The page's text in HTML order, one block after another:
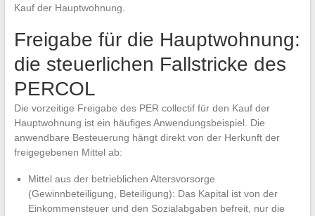
Kauf der Hauptwohnung.
Freigabe für die Hauptwohnung:
die steuerlichen Fallstricke des
PERCOL
Die vorzeitige Freigabe des PER collectif für den Kauf der
Hauptwohnung ist ein häufiges Anwendungsbeispiel. Die
anwendbare Besteuerung hängt direkt von der Herkunft der
freigegebenen Mittel ab:
Mittel aus der betrieblichen Altersvorsorge
(Gewinnbeteiligung, Beteiligung): Das Kapital ist von der
Einkommensteuer und den Sozialabgaben befreit, nur die